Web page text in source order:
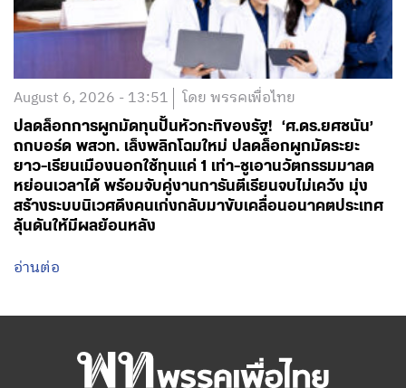
August 6, 2026 - 13:51 โดย พรรคเพื่อไทย
ปลดล็อกการผูกมัดทุนปั้นหัวกะทิของรัฐ! ‘ศ.ดร.ยศชนัน’
ถกบอร์ด พสวท. เล็งพลิกโฉมใหม่ ปลดล็อกผูกมัดระยะ
ยาว-เรียนเมืองนอกใช้ทุนแค่ 1 เท่า-ชูเอานวัตกรรมมาลด
หย่อนเวลาได้ พร้อมจับคู่งานการันตีเรียนจบไม่เคว้ง มุ่ง
สร้างระบบนิเวศดึงคนเก่งกลับมาขับเคลื่อนอนาคตประเทศ
ลุ้นดันให้มีผลย้อนหลัง
อ่านต่อ